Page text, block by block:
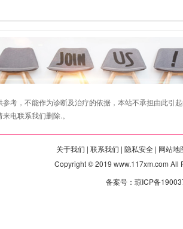
考，不能作为诊断及治疗的依据，本站不承担由此引
电联系我们删除.。
关于我们 | 联系我们 | 隐私安全 | 网站地
Copyright © 2019 www.117xm.com All
备案号：琼ICP备